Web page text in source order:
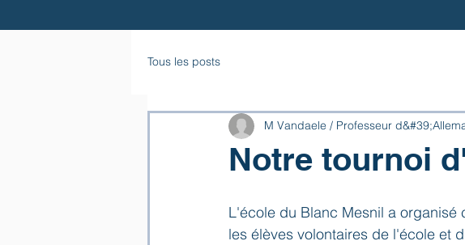
Tous les posts
Notre tournoi
M Vandaele / Professeur
L'école du Blanc Mesnil a
les élèves volontaires de l'école et